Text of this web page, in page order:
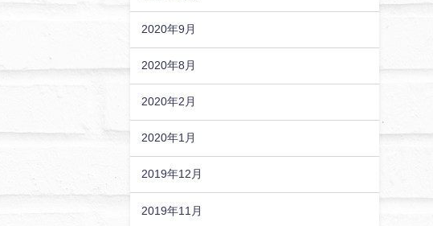
2020年9月
2020年8月
2020年2月
2020年1月
2019年12月
2019年11月